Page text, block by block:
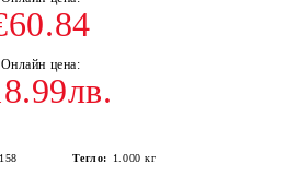
Тегло: 1.000 кг